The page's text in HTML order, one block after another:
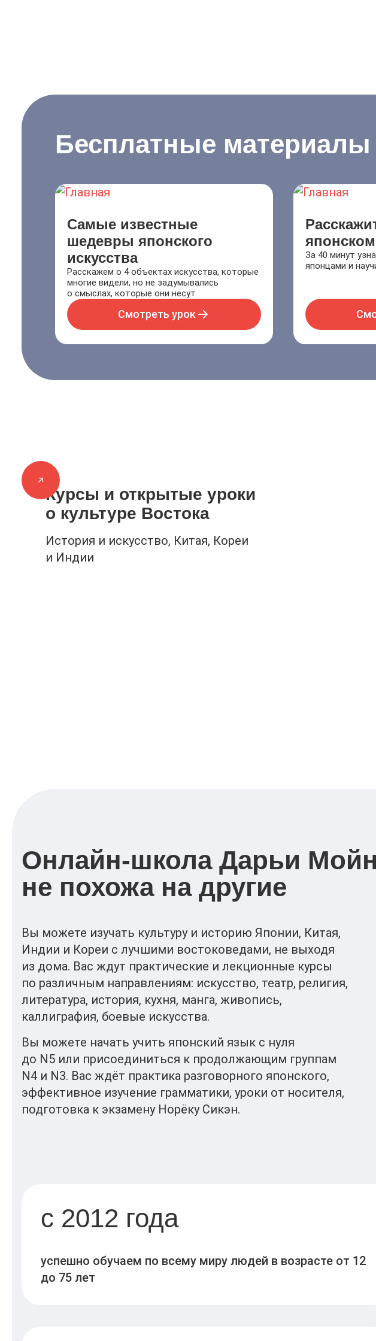
Бесплатные материалы
Самые известные
шедевры японского
искусства
Расскажем о 4 объектах искусства, которые
многие видели, но не задумывались
о смыслах, которые они несут
Смотреть урок
За 40 минут
японцами и
Курсы и открытые уроки
о культуре Востока
История и искусство, Китая, Кореи
и Индии
Онлайн-школа Дарьи
не похожа на другие
Вы можете изучать культуру и историю Японии, Китая,
Индии и Кореи с лучшими востоковедами, не выходя
из дома. Вас ждут практические и лекционные курсы
по различным направлениям: искусство, театр, религия,
литература, история, кухня, манга, живопись,
каллиграфия, боевые искусства.
Вы можете начать учить японский язык с нуля
до N5 или присоединиться к продолжающим группам
N4 и N3. Вас ждёт практика разговорного японского,
эффективное изучение грамматики, уроки от носителя,
подготовка к экзамену Норёку Сикэн.
c 2012 года
успешно обучаем по всему миру людей в возрасте от 12
до 75 лет